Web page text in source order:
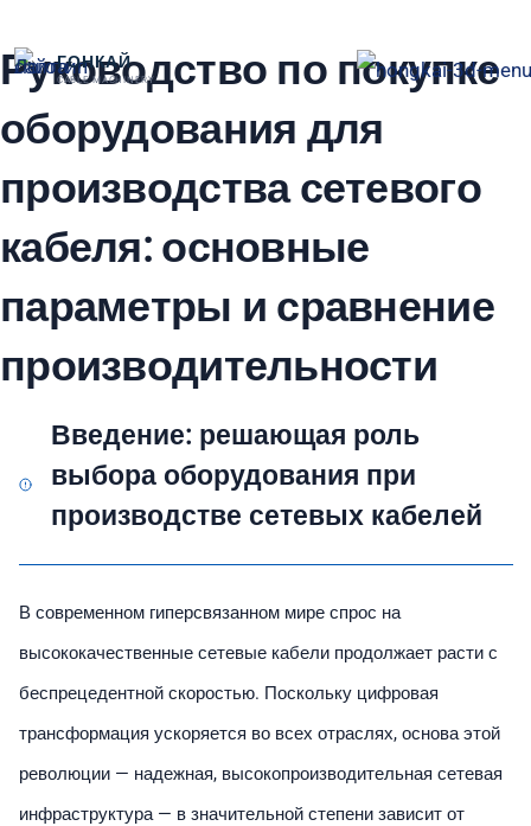
至
容
ГОНКАЙ
CABLE MACHINERY
Руководство по покупке
оборудования для
производства сетевого
кабеля: основные
параметры и сравнение
производительности
Введение: решающая роль
выбора оборудования при
производстве сетевых кабелей
В современном гиперсвязанном мире спрос на
высококачественные сетевые кабели продолжает расти с
беспрецедентной скоростью. Поскольку цифровая
трансформация ускоряется во всех отраслях, основа этой
революции — надежная, высокопроизводительная сетевая
инфраструктура — в значительной степени зависит от